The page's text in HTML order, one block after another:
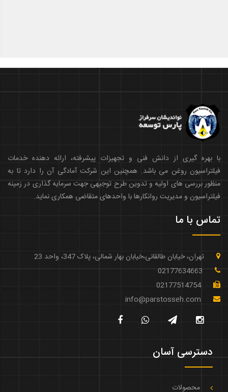
با بهره گیری از دانش فنی و تجهیزات پیشرفته، ارائه دهنده خدمات
فیلتراسیون روغن می باشد. همچنین این شرکت آمادگی آن را دارد تا به
منظور بررسی های اولیه و تدوین طرح توجیهی جهت سرمایه گذاری در زمینه
فیلتراسیون و مدیریت روانکارها با واحدهای متقاضی همکاری نماید.
تماس با ما
تهران، خیابان طالقانی،خیابان بهار شمالی، پلاک 347، واحد 23
02177634663
02177514754
info@parstosseh.com
دسترسی آسان
محصولات